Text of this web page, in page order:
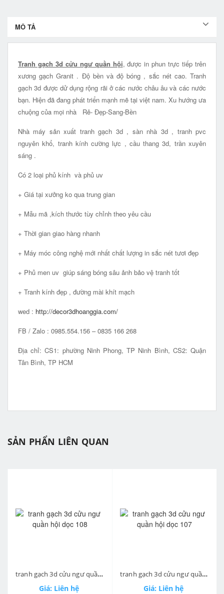
MÔ TẢ
Tranh gạch 3d cửu ngư quần hội, được in phun trực tiếp trên
xương gạch Granit . Độ bền và độ bóng , sắc nét cao. Tranh
gạch 3d được dử dụng rộng rãi ở các nước châu âu và các nước
bạn. Hiện đã đang phát triển mạnh mẽ tại việt nam. Xu hướng ưa
chuộng của mọi nhà Rẻ- Đẹp-Sang-Bền
Nhà máy sản xuất tranh gạch 3d , sàn nhà 3d , tranh pvc
nguyên khổ, tranh kính cường lực , cầu thang 3d, trần xuyên
sáng .
Có 2 loại phủ kính và phủ uv
+ Giá tại xưởng ko qua trung gian
+ Mẫu mã ,kích thước tùy chỉnh theo yêu cầu
+ Thời gian giao hàng nhanh
+ Máy móc công nghệ mới nhất chất lượng in sắc nét tươi đẹp
+ Phủ men uv giúp sáng bóng sâu ảnh bảo vệ tranh tốt
+ Tranh kính đẹp , đường mài khít mạch
wed : http://decor3dhoanggia.com/
FB / Zalo : 0985.554.156 – 0835 166 268
Địa chỉ: CS1: phường Ninh Phong, TP Ninh Bình, CS2: Quận
Tân Bình, TP HCM
SẢN PHẨN LIÊN QUAN
tranh gạch 3d cửu ngư quần hội dọc 108
Giá: Liên hệ
tranh gạch 3d cửu ngư quần hội dọc 107
Giá: Liên hệ